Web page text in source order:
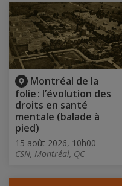
Montréal de la
folie : l’évolution des
droits en santé
mentale (balade à
pied)
15 août 2026, 10h00
CSN, Montréal, QC